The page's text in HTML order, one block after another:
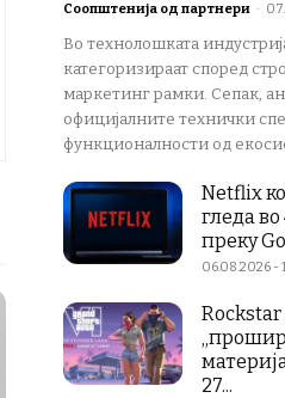
Соопштенија од партнери -
Во технолошката
категоризираат според
маркетинг рамки. Сепак,
официјалните технички
функционалности од
Netflix
гледа
преку
06.08.2026 -
27...